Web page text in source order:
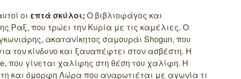
οι επτά σκύλοι; Ο βιβλιοφάγος και
Ραξ, που τρώει την Κυρία με τις καμέλιες. Ο
ακατανίκητος σαμουράι Shogun, που
τον κίνδυνο και ξαναπέφτει στον ασβέστη. Η
που γίνεται χαλίφης στη θέση του χαλίφη. Η
και όμορφη Λώρα που αναρωτιέται με αγωνία τι